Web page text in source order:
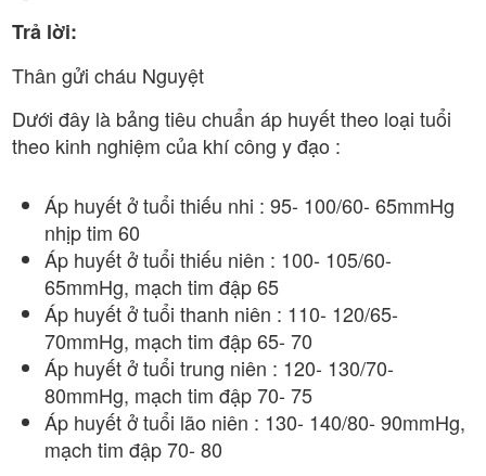
Trả lời:
Thân gửi cháu Nguyệt
Dưới đây là bảng tiêu chuẩn áp huyết theo loại tuổi
theo kinh nghiệm của khí công y đạo :
Áp huyết ở tuổi thiếu nhi : 95- 100/60- 65mmHg
nhịp tim 60
Áp huyết ở tuổi thiếu niên : 100- 105/60-
65mmHg, mạch tim đập 65
Áp huyết ở tuổi thanh niên : 110- 120/65-
70mmHg, mạch tim đập 65- 70
Áp huyết ở tuổi trung niên : 120- 130/70-
80mmHg, mạch tim đập 70- 75
Áp huyết ở tuổi lão niên : 130- 140/80- 90mmHg,
mạch tim đập 70- 80